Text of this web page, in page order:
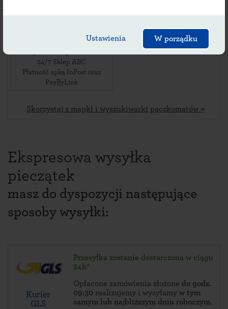
Ustawienia W porządku
ul. Draganowa 32,
24/7 Sklep ABC
Płatność apką InPost oraz
PayByLink
Skorzystaj z mapki i wyszukiwarki paczkomatów »
Ekspresowa wysyłka
pieczątek
masz do dyspozycji następujące
sposoby wysyłki:
Kurier
GLS
Przesyłka zostanie dostarczona w ciągu
24h*
Opłacone zamówienia złożone do godz.
09:30 realizujemy i wysyłamy w tym
samym lub najbliższym dniu roboczym.